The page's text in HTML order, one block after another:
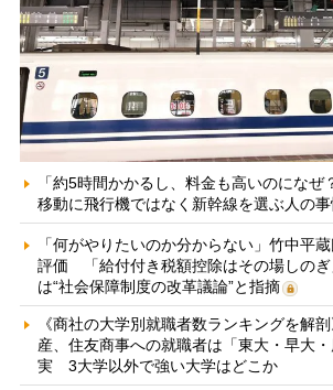
「約5時間かかるし、料金も高いのになぜ
移動に飛行機ではなく新幹線を選ぶ人の
「何がやりたいのか分からない」竹中平
評価 「給付付き税額控除はその場しのぎ
は“社会保障制度の改革議論”と指摘
《商社の大学別就職者数ランキングを解
産、住友商事への就職者は「東大・早大
実 3大学以外で強い大学はどこか